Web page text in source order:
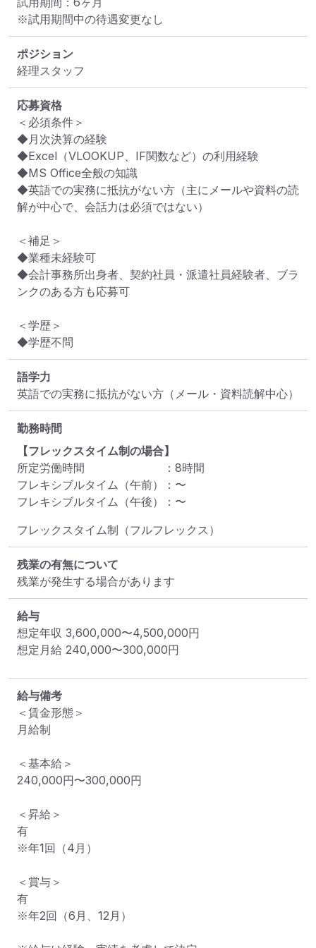
※試用期間中の待遇変更なし
ポジション
経理スタッフ
応募資格
＜必須条件＞
◆月次決算の経験
◆Excel（VLOOKUP、IF関数など）の利用経験
◆MS Office全般の知識
◆英語での実務に抵抗がない方（主にメールや資料の読
解が中心で、会話力は必須ではない）
＜補足＞
◆業種未経験可
◆会計事務所出身者、契約社員・派遣社員経験者、ブラ
ンクのある方も応募可
＜学歴＞
◆学歴不問
語学力
英語での実務に抵抗がない方（メール・資料読解中心）
勤務時間
【フレックスタイム制の場合】
所定労働時間
： 8時間
フレキシブルタイム（午前）
： 〜
フレキシブルタイム（午後）
： 〜
フレックスタイム制（フルフレックス）
残業の有無について
残業が発生する場合があります
給与
想定年収 3,600,000〜4,500,000円
想定月給 240,000〜300,000円
給与備考
＜賃金形態＞
月給制
＜基本給＞
240,000円〜300,000円
＜昇給＞
有
※年1回（4月）
＜賞与＞
有
※年2回（6月、12月）